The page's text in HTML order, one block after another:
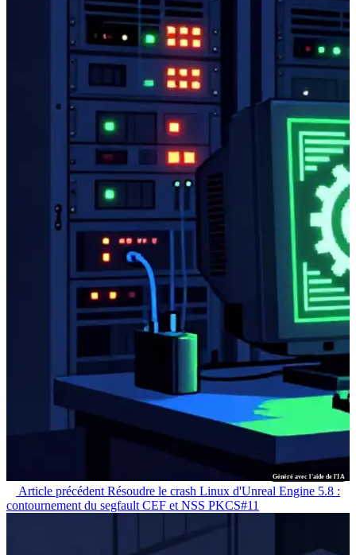
Généré avec l'aide de l'IA
Article précédentRésoudre le crash Linux d'Unreal Engine 5.8 :
contournement du segfault CEF et NSS PKCS#11